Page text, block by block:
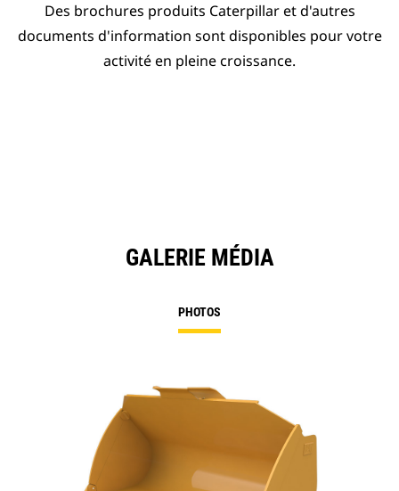
Des brochures produits Caterpillar et d'autres
documents d'information sont disponibles pour votre
activité en pleine croissance.
GALERIE MÉDIA
PHOTOS